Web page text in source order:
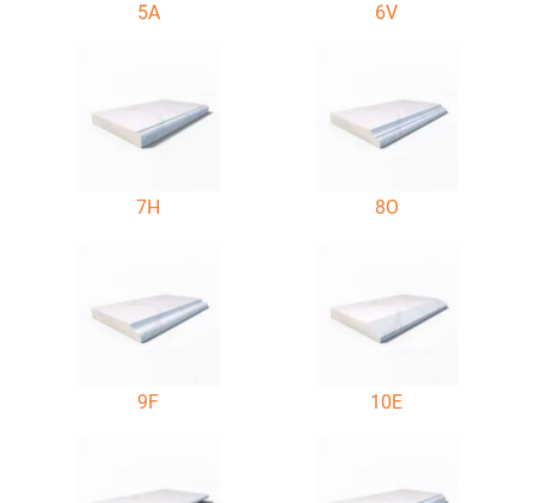
5A 6V
7H 8O
9F 10E